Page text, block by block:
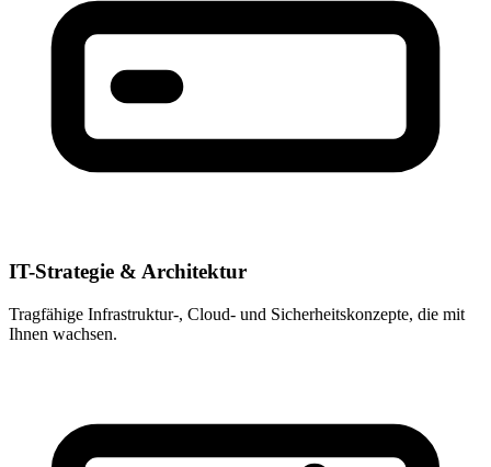
IT-Strategie & Architektur
Tragfähige Infrastruktur-, Cloud- und Sicherheitskonzepte, die mit
Ihnen wachsen.